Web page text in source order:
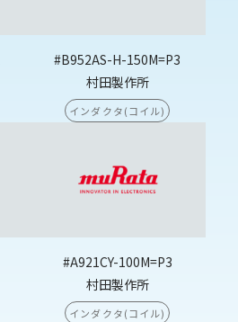
#B952AS-H-150M=P3
村田製作所
インダクタ(コイル)
#A921CY-100M=P3
村田製作所
インダクタ(コイル)